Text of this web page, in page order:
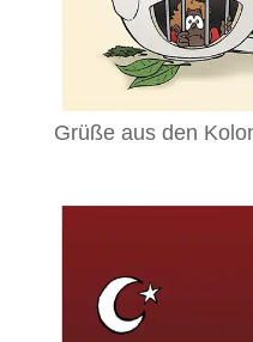
Grüße aus den